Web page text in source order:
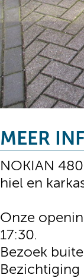
MEER
NOKIAN
hiel en
Onze
17:30.
Bezoek
Bezichtiging